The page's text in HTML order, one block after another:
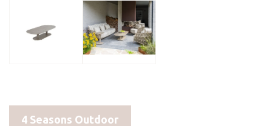
4 Seasons Outdoor